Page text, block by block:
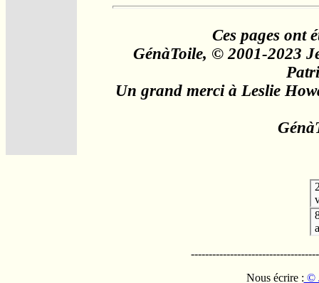
Ces pages ont
GénàToile, © 2001-2023
Un grand merci à Leslie
Nous écrire : ©